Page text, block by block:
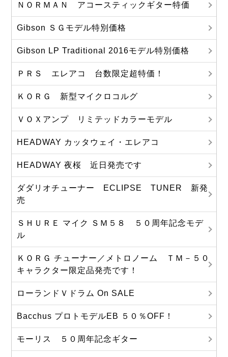
ＮＯＲＭＡＮ アコースティックギター特価
Gibson ＳＧモデル特別価格
Gibson LP Traditional 2016モデル特別価格
ＰＲＳ エレアコ 台数限定超特価！
ＫＯＲＧ 新型マイクロコルグ
ＶＯＸアンプ リミテッドカラーモデル
HEADWAY カッタウェイ・エレアコ
HEADWAY 夜桜 近日発売です
ダダリオチューナー ECLIPSE TUNER 新発
売
ＳＨＵＲＥ マイク ＳＭ５８ ５０周年記念モデ
ル
ＫＯＲＧ チューナー／メトロノーム ＴＭ－５０
キャラクター限定品発売です！
ローランドＶドラム On SALE
Bacchus プロトモデルEB ５０％OFF！
モーリス ５０周年記念ギター